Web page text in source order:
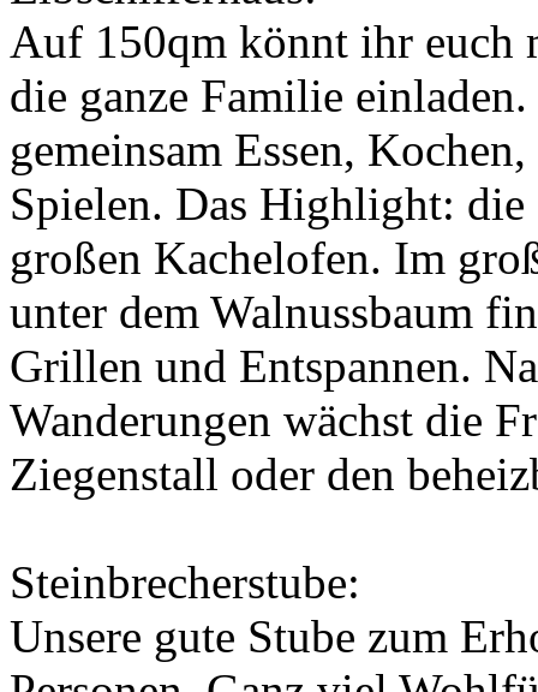
Auf 150qm könnt ihr euch
die ganze Familie
gemeinsam Essen,
Spielen. Das Highlight:
großen Kachelofen. Im
unter dem Walnussbaum
Grillen und Entspannen.
Wanderungen wächst die
Ziegenstall oder den
Steinbrecherstube:
Unsere gute Stube zum